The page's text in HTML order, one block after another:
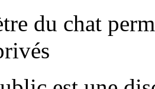
du chat